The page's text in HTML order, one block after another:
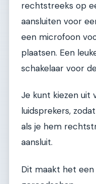
rechtstreeks op
aansluiten voor
een microfoon
plaatsen. Een
schakelaar voor
Je kunt kiezen uit
luidsprekers,
als je hem
aansluit.
Dit maakt het